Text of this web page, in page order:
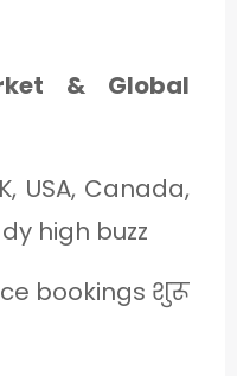
& Global
USA, Canada,
high buzz
bookings शुरू